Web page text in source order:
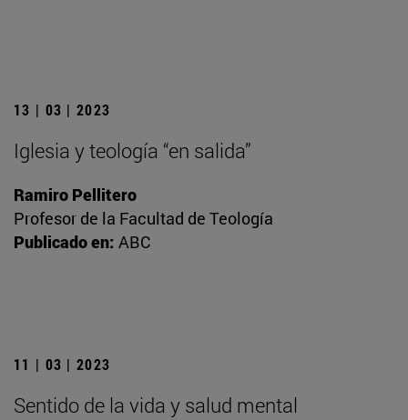
13 | 03 | 2023
Iglesia y teología “en salida”
Ramiro Pellitero
Profesor de la Facultad de Teología
Publicado en: ABC
11 | 03 | 2023
Sentido de la vida y salud mental